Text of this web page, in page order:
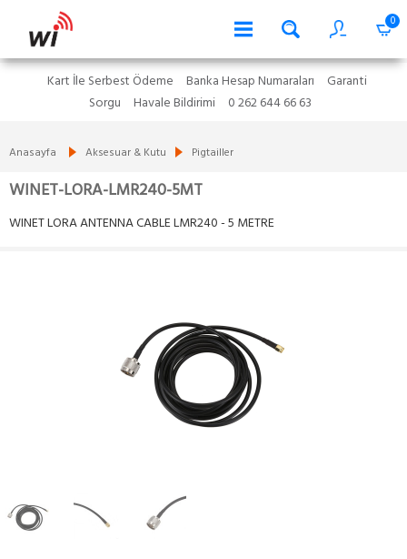
0
Kart İle Serbest Ödeme Banka Hesap Numaraları
Garanti
Sorgu
Havale Bildirimi 0 262 644 66 63
Anasayfa Aksesuar & Kutu Pigtailler
WINET-LORA-LMR240-5MT
WINET LORA ANTENNA CABLE LMR240 - 5 METRE